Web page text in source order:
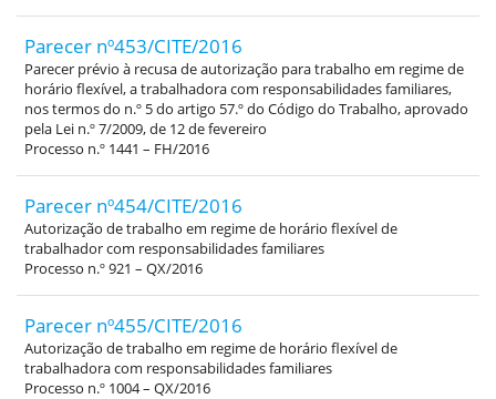
Parecer nº453/CITE/2016
Parecer prévio à recusa de autorização para trabalho em regime de
horário flexível, a trabalhadora com responsabilidades familiares,
nos termos do n.º 5 do artigo 57.º do Código do Trabalho, aprovado
pela Lei n.º 7/2009, de 12 de fevereiro
Processo n.º 1441 – FH/2016
Parecer nº454/CITE/2016
Autorização de trabalho em regime de horário flexível de
trabalhador com responsabilidades familiares
Processo n.º 921 – QX/2016
Parecer nº455/CITE/2016
Autorização de trabalho em regime de horário flexível de
trabalhadora com responsabilidades familiares
Processo n.º 1004 – QX/2016